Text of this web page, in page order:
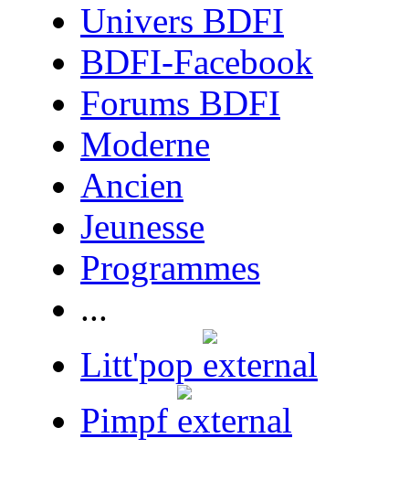
Univers BDFI
BDFI-Facebook
Forums BDFI
Moderne
Ancien
Jeunesse
Programmes
...
Litt'pop
Pimpf